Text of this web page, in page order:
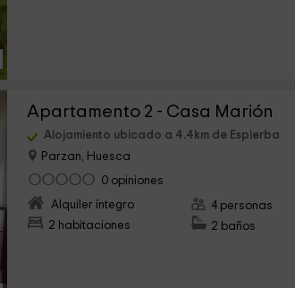
Apartamento 2 - Casa Marión
Alojamiento ubicado a 4.4km de Espierba
Parzan, Huesca
0 opiniones
Alquiler íntegro
2 habitaciones
4 personas
2 baños